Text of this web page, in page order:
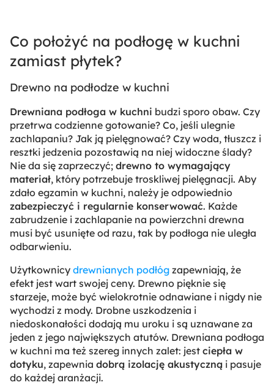
Co położyć na podłogę w kuchni
zamiast płytek?
Drewno na podłodze w kuchni
Drewniana podłoga w kuchni budzi sporo obaw. Czy
przetrwa codzienne gotowanie? Co, jeśli ulegnie
zachlapaniu? Jak ją pielęgnować? Czy woda, tłuszcz i
resztki jedzenia pozostawią na niej widoczne ślady?
Nie da się zaprzeczyć; drewno to wymagający
materiał, który potrzebuje troskliwej pielęgnacji. Aby
zdało egzamin w kuchni, należy je odpowiednio
zabezpieczyć i regularnie konserwować. Każde
zabrudzenie i zachlapanie na powierzchni drewna
musi być usunięte od razu, tak by podłoga nie uległa
odbarwieniu.
Użytkownicy drewnianych podłóg zapewniają, że
efekt jest wart swojej ceny. Drewno pięknie się
starzeje, może być wielokrotnie odnawiane i nigdy nie
wychodzi z mody. Drobne uszkodzenia i
niedoskonałości dodają mu uroku i są uznawane za
jeden z jego największych atutów. Drewniana podłoga
w kuchni ma też szereg innych zalet: jest ciepła w
dotyku, zapewnia dobrą izolację akustyczną i pasuje
do każdej aranżacji.